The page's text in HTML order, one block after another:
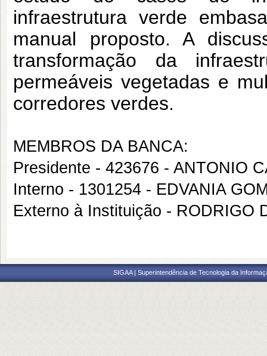
infraestrutura verde
manual proposto. A
transformação da
permeáveis vegetadas e
corredores verdes.
MEMBROS DA BANCA:
Presidente - 423676 - ANTONIO
Interno - 1301254 - EDVANIA
Externo à Instituição - RODRIGO
SIGAA | Superintendência de Tecnologia da